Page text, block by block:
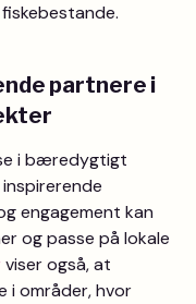
partnere i
i bæredygtigt
engagement kan
og passe på lokale
viser også, at
i områder, hvor